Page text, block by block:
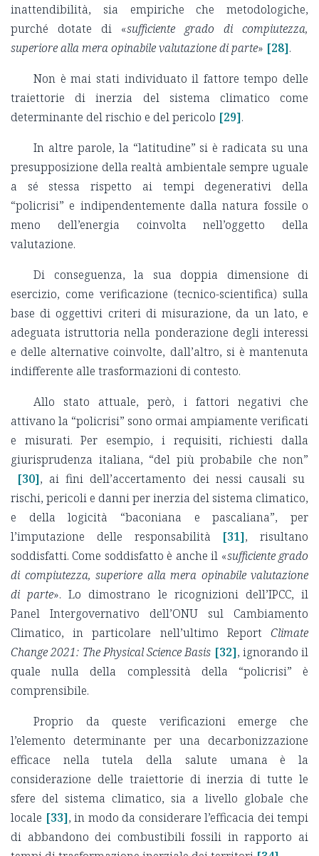
inattendibilità, sia empiriche che metodologiche,
purché dotate di «sufficiente grado di compiutezza,
superiore alla mera opinabile valutazione di parte» [28].
Non è mai stati individuato il fattore tempo delle
traiettorie di inerzia del sistema climatico come
determinante del rischio e del pericolo [29].
In altre parole, la “latitudine” si è radicata su una
presupposizione della realtà ambientale sempre uguale
a sé stessa rispetto ai tempi degenerativi della
“policrisi” e indipendentemente dalla natura fossile o
meno dell’energia coinvolta nell’oggetto della
valutazione.
Di conseguenza, la sua doppia dimensione di
esercizio, come verificazione (tecnico-scientifica) sulla
base di oggettivi criteri di misurazione, da un lato, e
adeguata istruttoria nella ponderazione degli interessi
e delle alternative coinvolte, dall’altro, si è mantenuta
indifferente alle trasformazioni di contesto.
Allo stato attuale, però, i fattori negativi che
attivano la “policrisi” sono ormai ampiamente verificati
e misurati. Per esempio, i requisiti, richiesti dalla
giurisprudenza italiana, “del più probabile che non”
[30], ai fini dell’accertamento dei nessi causali su
rischi, pericoli e danni per inerzia del sistema climatico,
e della logicità “baconiana e pascaliana”, per
l’imputazione delle responsabilità
[31], risultano
soddisfatti. Come soddisfatto è anche il «sufficiente grado
di compiutezza, superiore alla mera opinabile valutazione
di parte». Lo dimostrano le ricognizioni dell’IPCC, il
Panel Intergovernativo dell’ONU sul Cambiamento
Climatico, in particolare nell’ultimo Report Climate
Change 2021: The Physical Science Basis [32], ignorando il
quale nulla della complessità della “policrisi” è
comprensibile.
Proprio da queste verificazioni emerge che
l’elemento determinante per una decarbonizzazione
efficace nella tutela della salute umana è la
considerazione delle traiettorie di inerzia di tutte le
sfere del sistema climatico, sia a livello globale che
locale [33], in modo da considerare l’efficacia dei tempi
di abbandono dei combustibili fossili in rapporto ai